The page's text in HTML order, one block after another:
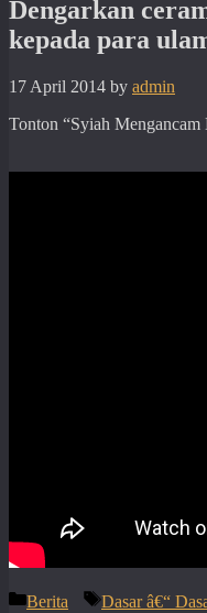
Dengarkan
kepada para
17 April 2014 by admin
Tonton “Syiah
Categories
Berita Tags
Dasar â€“